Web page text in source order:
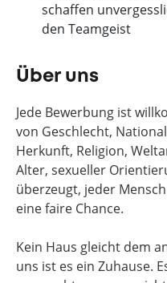
schaffen
den Teamgeist
Über uns
Jede Bewerbung ist
von Geschlecht,
Herkunft, Religion,
Alter, sexueller
überzeugt, jeder
eine faire Chance.
Kein Haus gleicht dem
uns ist es ein Zuhause.